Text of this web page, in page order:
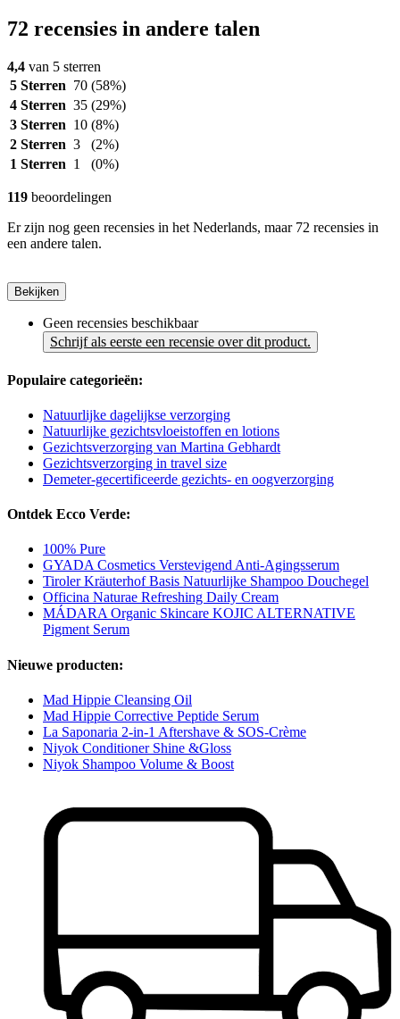
72 recensies in andere talen
4,4 van 5 sterren
5 Sterren 70 (58%)
4 Sterren 35 (29%)
3 Sterren 10 (8%)
2 Sterren 3
(2%)
1 Sterren 1 (0%)
119 beoordelingen
Er zijn nog geen recensies in het Nederlands, maar 72 recensies in
een andere talen.
Bekijken
Geen recensies beschikbaar
Schrijf als eerste een recensie over dit product.
Populaire categorieën:
Natuurlijke dagelijkse verzorging
Natuurlijke gezichtsvloeistoffen en lotions
Gezichtsverzorging van Martina Gebhardt
Gezichtsverzorging in travel size
Demeter-gecertificeerde gezichts- en oogverzorging
Ontdek Ecco Verde:
100% Pure
GYADA Cosmetics Verstevigend Anti-Agingsserum
Tiroler Kräuterhof Basis Natuurlijke Shampoo Douchegel
Officina Naturae Refreshing Daily Cream
MÁDARA Organic Skincare KOJIC ALTERNATIVE
Pigment Serum
Nieuwe producten:
Mad Hippie Cleansing Oil
Mad Hippie Corrective Peptide Serum
La Saponaria 2-in-1 Aftershave & SOS-Crème
Niyok Conditioner Shine &Gloss
Niyok Shampoo Volume & Boost